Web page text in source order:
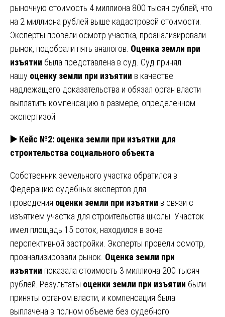
рыночную стоимость 4 миллиона 800 тысяч рублей, что
на 2 миллиона рублей выше кадастровой стоимости.
Эксперты провели осмотр участка, проанализировали
рынок, подобрали пять аналогов. Оценка земли при
изъятии была представлена в суд. Суд принял
нашу оценку земли при изъятии в качестве
надлежащего доказательства и обязал орган власти
выплатить компенсацию в размере, определенном
экспертизой.
▶️ Кейс №2: оценка земли при изъятии для
строительства социального объекта
Собственник земельного участка обратился в
Федерацию судебных экспертов для
проведения оценки земли при изъятии в связи с
изъятием участка для строительства школы. Участок
имел площадь 15 соток, находился в зоне
перспективной застройки. Эксперты провели осмотр,
проанализировали рынок. Оценка земли при
изъятии показала стоимость 3 миллиона 200 тысяч
рублей. Результаты оценки земли при изъятии были
приняты органом власти, и компенсация была
выплачена в полном объеме без судебного